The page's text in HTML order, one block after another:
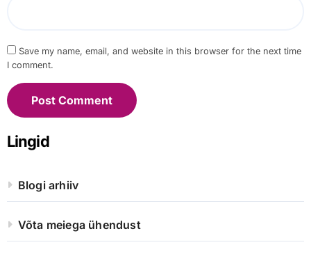
Save my name, email, and website in this browser for the next time
I comment.
Lingid
Blogi arhiiv
Võta meiega ühendust